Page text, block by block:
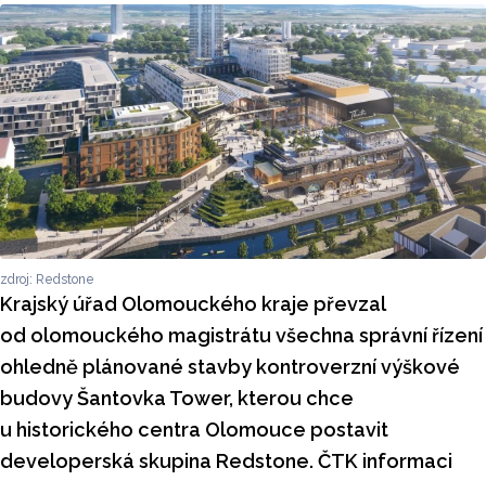
zdroj: Redstone
Krajský úřad Olomouckého kraje převzal
od olomouckého magistrátu všechna správní řízení
ohledně plánované stavby kontroverzní výškové
budovy Šantovka Tower, kterou chce
u historického centra Olomouce postavit
developerská skupina Redstone. ČTK informaci